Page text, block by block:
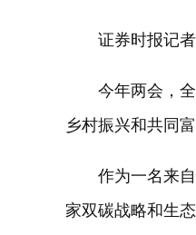
证券时报记
今年两会，
乡村振兴和共同
作为一名来
家双碳战略和生